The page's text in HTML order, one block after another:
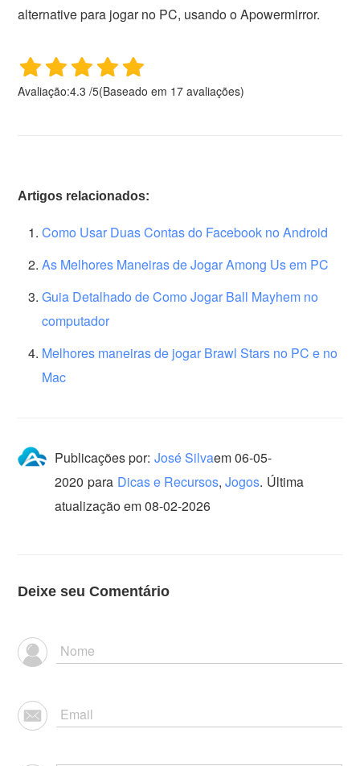
alternative para jogar no PC, usando o Apowermirror.
Avaliação:4.3 /5(Baseado em 17 avaliações)
Artigos relacionados:
Como Usar Duas Contas do Facebook no Android
As Melhores Maneiras de Jogar Among Us em PC
Guia Detalhado de Como Jogar Ball Mayhem no
computador
Melhores maneiras de jogar Brawl Stars no PC e no
Mac
Publicações por: José Silvaem06-05-
2020 para Dicas e Recursos,Jogos. Última
atualização em 08-02-2026
Deixe seu Comentário